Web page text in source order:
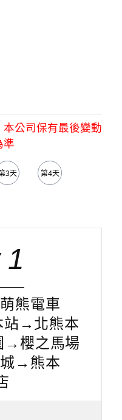
公司保有最後變動
準
3天 第4天
熊電車
站→北熊本
→櫻之馬場
→熊本